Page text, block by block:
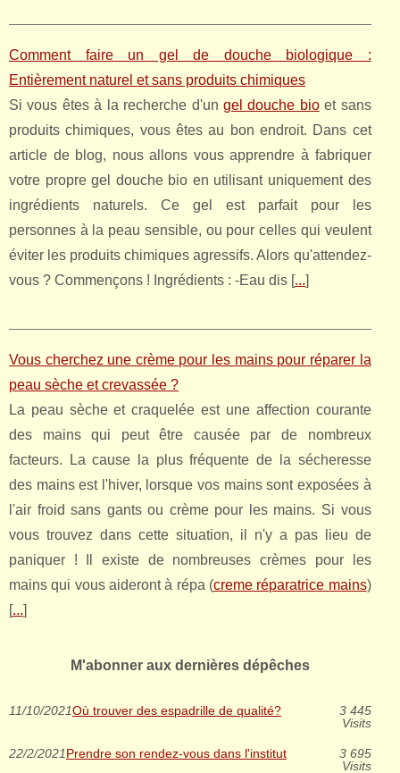
Comment faire un gel de douche biologique :
Entièrement naturel et sans produits chimiques
Si vous êtes à la recherche d'un gel douche bioet sans
produits chimiques, vous êtes au bon endroit. Dans cet
article de blog, nous allons vous apprendre à fabriquer
votre propre gel douche bio en utilisant uniquement des
ingrédients naturels. Ce gel est parfait pour les
personnes à la peau sensible, ou pour celles qui veulent
éviter les produits chimiques agressifs. Alors qu'attendez-
vous ? Commençons ! Ingrédients : -Eau dis [...]
Vous cherchez une crème pour les mains pour réparer la
peau sèche et crevassée ?
La peau sèche et craquelée est une affection courante
des mains qui peut être causée par de nombreux
facteurs. La cause la plus fréquente de la sécheresse
des mains est l'hiver, lorsque vos mains sont exposées à
l'air froid sans gants ou crème pour les mains. Si vous
vous trouvez dans cette situation, il n'y a pas lieu de
paniquer ! Il existe de nombreuses crèmes pour les
mains qui vous aideront à répa (creme réparatrice mains)
[...]
M'abonner aux dernières dépêches
11/10/2021Où trouver des espadrille de qualité?
3 445
Visits
22/2/2021Prendre son rendez-vous dans l'institut
3 695
Visits